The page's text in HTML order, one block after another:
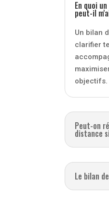
En quoi
peut-il
Un bilan
clarifier
objectifs.
Peut-on
distance
Le bilan